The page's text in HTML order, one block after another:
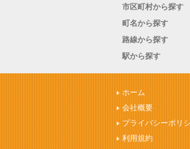
市区町村から探す
町名から探す
路線から探す
駅から探す
ホーム
会社概要
プライバシーポリ
利用規約